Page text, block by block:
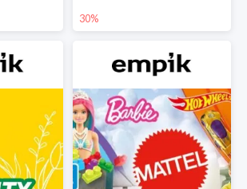
30%